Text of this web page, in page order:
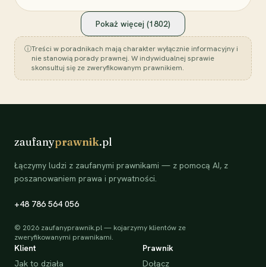
Pokaż więcej (1802)
ⓘTreści w poradnikach mają charakter wyłącznie informacyjny i
nie stanowią porady prawnej. W indywidualnej sprawie
skonsultuj się ze zweryfikowanym prawnikiem.
zaufanyprawnik.pl
Łączymy ludzi z zaufanymi prawnikami — z pomocą AI, z
poszanowaniem prawa i prywatności.
+48 786 564 056
© 2026 zaufanyprawnik.pl — kojarzymy klientów ze
zweryfikowanymi prawnikami.
Klient
Jak to działa
Prawnik
Dołącz